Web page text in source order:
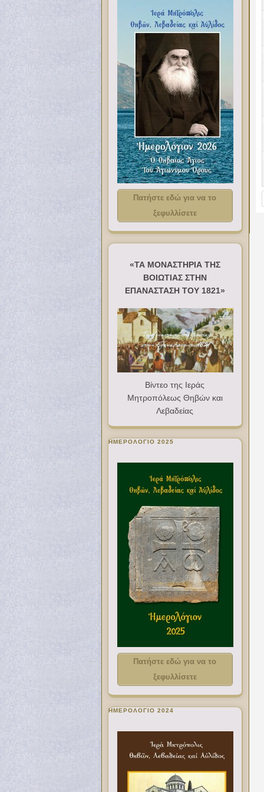
Πατήστε εδώ για να το
ξεφυλλίσετε
«ΤΑ ΜΟΝΑΣΤΗΡΙΑ ΤΗΣ
ΒΟΙΩΤΙΑΣ ΣΤΗΝ
ΕΠΑΝΑΣΤΑΣΗ ΤΟΥ 1821»
Βίντεο της Ιεράς
Μητροπόλεως Θηβών και
Λεβαδείας
ΗΜΕΡΟΛΟΓΙΟ 2025
Πατήστε εδώ για να το
ξεφυλλίσετε
ΗΜΕΡΟΛΟΓΙΟ 2024